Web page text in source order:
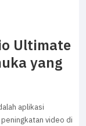
Ultimate
yang
aplikasi
video di